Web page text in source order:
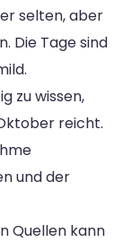
selten, aber
Die Tage sind
zu wissen,
reicht.
und der
Quellen kann